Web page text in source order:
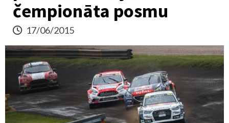
čempionāta posmu
17/06/2015